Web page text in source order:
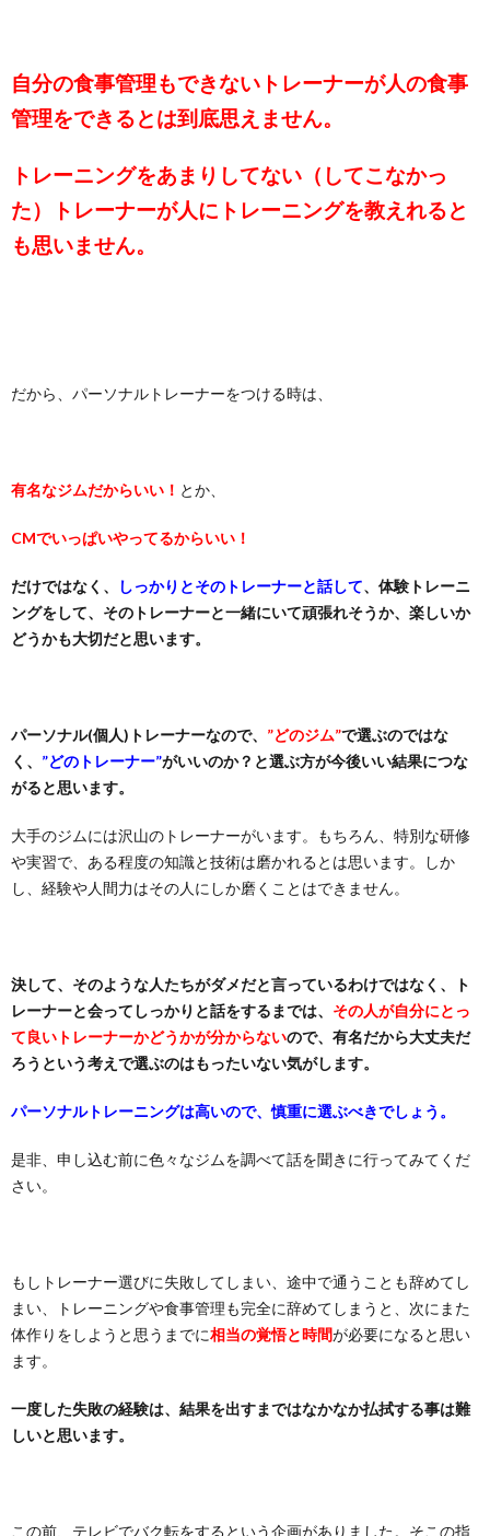
自分の食事管理もできないトレーナーが人の食事
管理をできるとは到底思えません。
トレーニングをあまりしてない（してこなかっ
た）トレーナーが人にトレーニングを教えれると
も思いません。
だから、パーソナルトレーナーをつける時は、
有名なジムだからいい！ とか、
CMでいっぱいやってるからいい！
だけではなく、 しっかりとそのトレーナーと話して、体験トレーニ
ングをして、そのトレーナーと一緒にいて頑張れそうか、楽しいか
どうかも大切だと思います。
パーソナル(個人)トレーナーなので、 ”どのジム”で選ぶのではな
く、 ”どのトレーナー”がいいのか？と選ぶ方が今後いい結果につな
がると思います。
大手のジムには沢山のトレーナーがいます。もちろん、特別な研修
や実習で、ある程度の知識と技術は磨かれるとは思います。しか
し、経験や人間力はその人にしか磨くことはできません。
決して、そのような人たちがダメだと言っているわけではなく、ト
レーナーと会ってしっかりと話をするまでは、 その人が自分にとっ
て良いトレーナーかどうかが分からないので、有名だから大丈夫だ
ろうという考えで選ぶのはもったいない気がします。
パーソナルトレーニングは高いので、慎重に選ぶべきでしょう。
是非、申し込む前に色々なジムを調べて話を聞きに行ってみてくだ
さい。
もしトレーナー選びに失敗してしまい、途中で通うことも辞めてし
まい、トレーニングや食事管理も完全に辞めてしまうと、次にまた
体作りをしようと思うまでに相当の覚悟と時間が必要になると思い
ます。
一度した失敗の経験は、結果を出すまではなかなか払拭する事は難
しいと思います。
この前、テレビでバク転をするという企画がありました。そこの指